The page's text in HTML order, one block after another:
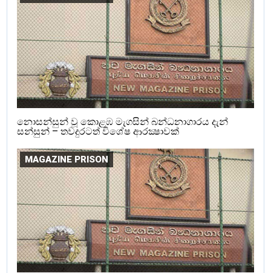
නොසන්සුන් වූ කොළඹ මැගසින් බන්ධනාගාරය දැන්
සන්සුන් – තවදුරටත් විශේෂ ආරක්‍ෂාවක්
MAGAZINE PRISON